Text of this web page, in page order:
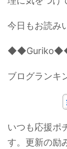
今日もお読み
ブログランキ
いつも応援ポ
す。更新の励